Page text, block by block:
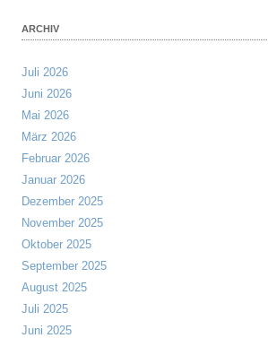
ARCHIV
Juli 2026
Juni 2026
Mai 2026
März 2026
Februar 2026
Januar 2026
Dezember 2025
November 2025
Oktober 2025
September 2025
August 2025
Juli 2025
Juni 2025